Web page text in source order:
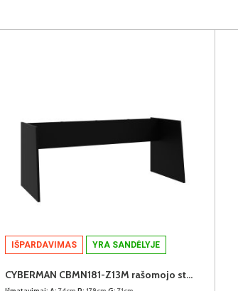
IŠPARDAVIMAS YRA SANDĖLYJE
CYBERMAN CBMN181-Z13M rašomojo stalo kojos